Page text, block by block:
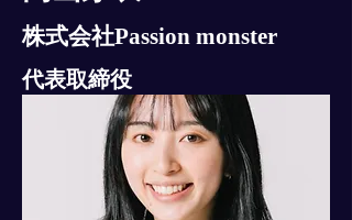
株式会社Passion monster
代表取締役